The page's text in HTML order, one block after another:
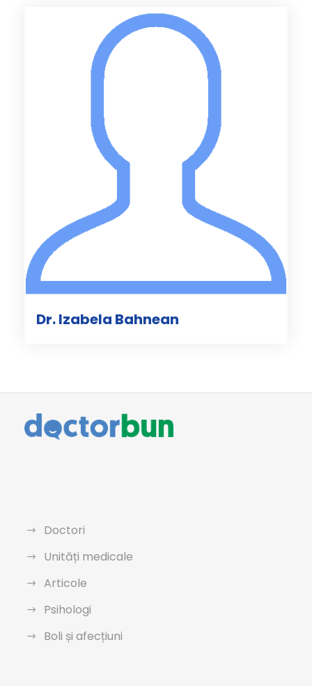
Dr. Izabela Bahnean
Doctori
Unități medicale
Articole
Psihologi
Boli și afecțiuni